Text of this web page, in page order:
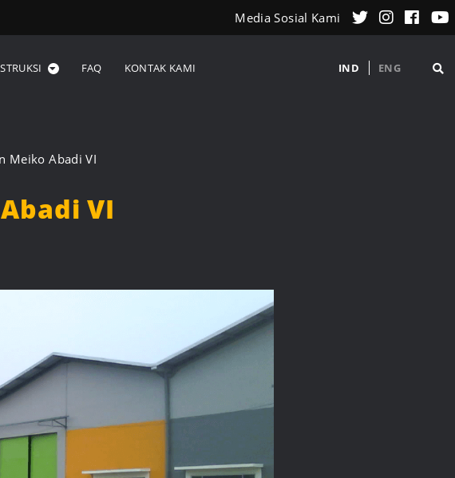
Media Sosial Kami
FAQ KONTAK KAMI IND ENG
Meiko Abadi VI
VI